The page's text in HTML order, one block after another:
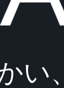
い、